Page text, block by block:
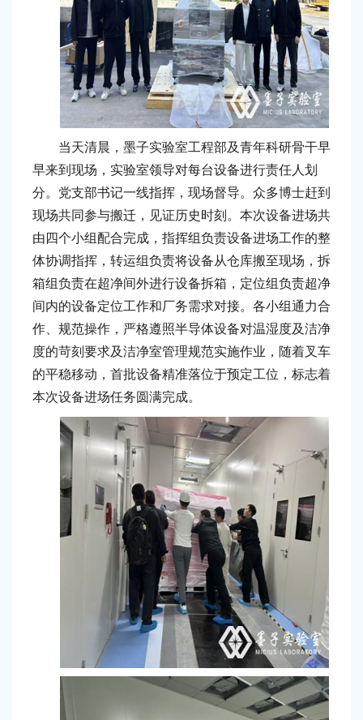
当天清晨，墨子实验室工程部及青年科研骨干早
早来到现场，实验室领导对每台设备进行责任人划
分。党支部书记一线指挥，现场督导。众多博士赶到
现场共同参与搬迁，见证历史时刻。本次设备进场共
由四个小组配合完成，指挥组负责设备进场工作的整
体协调指挥，转运组负责将设备从仓库搬至现场，拆
箱组负责在超净间外进行设备拆箱，定位组负责超净
间内的设备定位工作和厂务需求对接。各小组通力合
作、规范操作，严格遵照半导体设备对温湿度及洁净
度的苛刻要求及洁净室管理规范实施作业，随着叉车
的平稳移动，首批设备精准落位于预定工位，标志着
本次设备进场任务圆满完成。